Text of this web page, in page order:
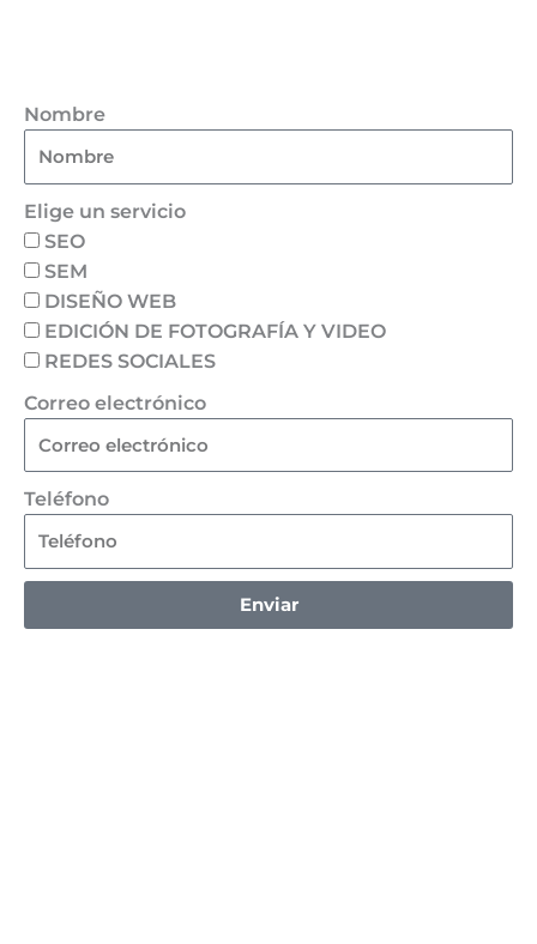
Nombre
Elige un servicio
SEO
SEM
DISEÑO WEB
EDICIÓN DE FOTOGRAFÍA Y VIDEO
REDES SOCIALES
Correo electrónico
Teléfono
Enviar